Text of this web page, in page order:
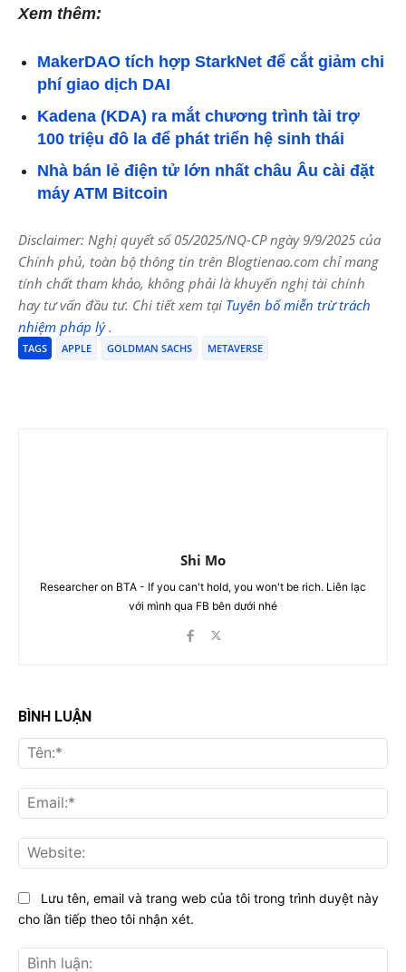
Xem thêm:
MakerDAO tích hợp StarkNet để cắt giảm chi
phí giao dịch DAI
Kadena (KDA) ra mắt chương trình tài trợ
100 triệu đô la để phát triển hệ sinh thái
Nhà bán lẻ điện tử lớn nhất châu Âu cài đặt
máy ATM Bitcoin
Disclaimer: Nghị quyết số 05/2025/NQ-CP ngày 9/9/2025 của
Chính phủ, toàn bộ thông tin trên Blogtienao.com chỉ mang
tính chất tham khảo, không phải là khuyến nghị tài chính
hay tư vấn đầu tư. Chi tiết xem tại Tuyên bố miễn trừ trách
nhiệm pháp lý.
TAGS APPLE GOLDMAN SACHS METAVERSE
Shi Mo
Researcher on BTA - If you can't hold, you won't be rich. Liên lạc
với mình qua FB bên dưới nhé
BÌNH LUẬN
Lưu tên, email và trang web của tôi trong trình duyệt này
cho lần tiếp theo tôi nhận xét.